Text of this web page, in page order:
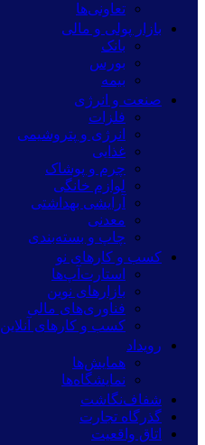
تعاونی‌ها
بازار پولی و مالی
بانک
بورس
بیمه
صنعت و انرژی
فلزات
انرژی و پتروشیمی
غذایی
چرم و پوشاک
لوازم خانگی
آرایشی بهداشتی
معدنی
چاپ و بسته‌بندی
کسب و کارهای نو
استارت‌آپ‌ها
بازارهای نوین
فناوری‌های مالی
کسب و کارهای آنلاین
رویداد
همایش‌ها
نمایشگاه‌ها
شفاف‌نگاشت
گذرگاه تجارت
اتاق واقعیت